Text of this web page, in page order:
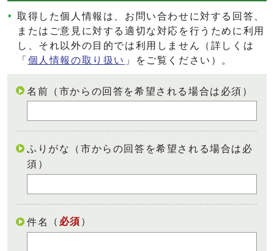
取得した個人情報は、お問い合わせに対する回答、
またはご意見に対する適切な対応を行うために利用
し、それ以外の目的では利用しません（詳しくは
「 個人情報の取り扱い 」をご覧ください）。
名前（市からの回答を希望される場合は必須）
ふりがな（市からの回答を希望される場合は必
須）
件名 （ 必須 ）